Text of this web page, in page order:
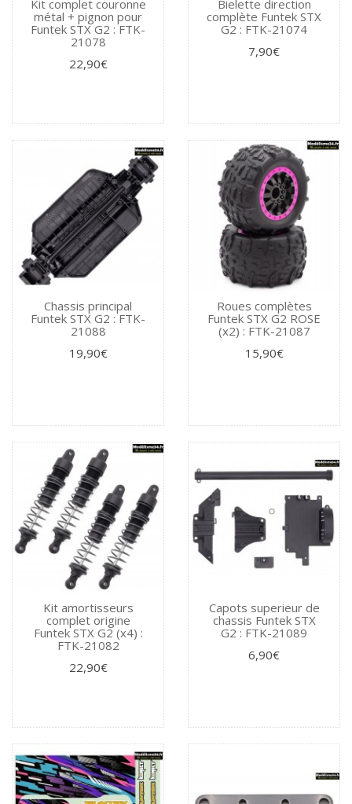
Kit complet couronne
métal + pignon pour
Funtek STX G2 : FTK-
21078
22,90€
Bielette direction
complète Funtek STX
G2 : FTK-21074
7,90€
Chassis principal
Funtek STX G2 : FTK-
21088
19,90€
Roues complètes
Funtek STX G2 ROSE
(x2) : FTK-21087
15,90€
Kit amortisseurs
complet origine
Funtek STX G2 (x4) :
FTK-21082
22,90€
Capots superieur de
chassis Funtek STX
G2 : FTK-21089
6,90€